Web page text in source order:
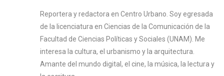
Reportera y redactora en Centro Urbano. Soy egresada
de la licenciatura en Ciencias de la Comunicación de la
Facultad de Ciencias Políticas y Sociales (UNAM). Me
interesa la cultura, el urbanismo y la arquitectura.
Amante del mundo digital, el cine, la música, la lectura y